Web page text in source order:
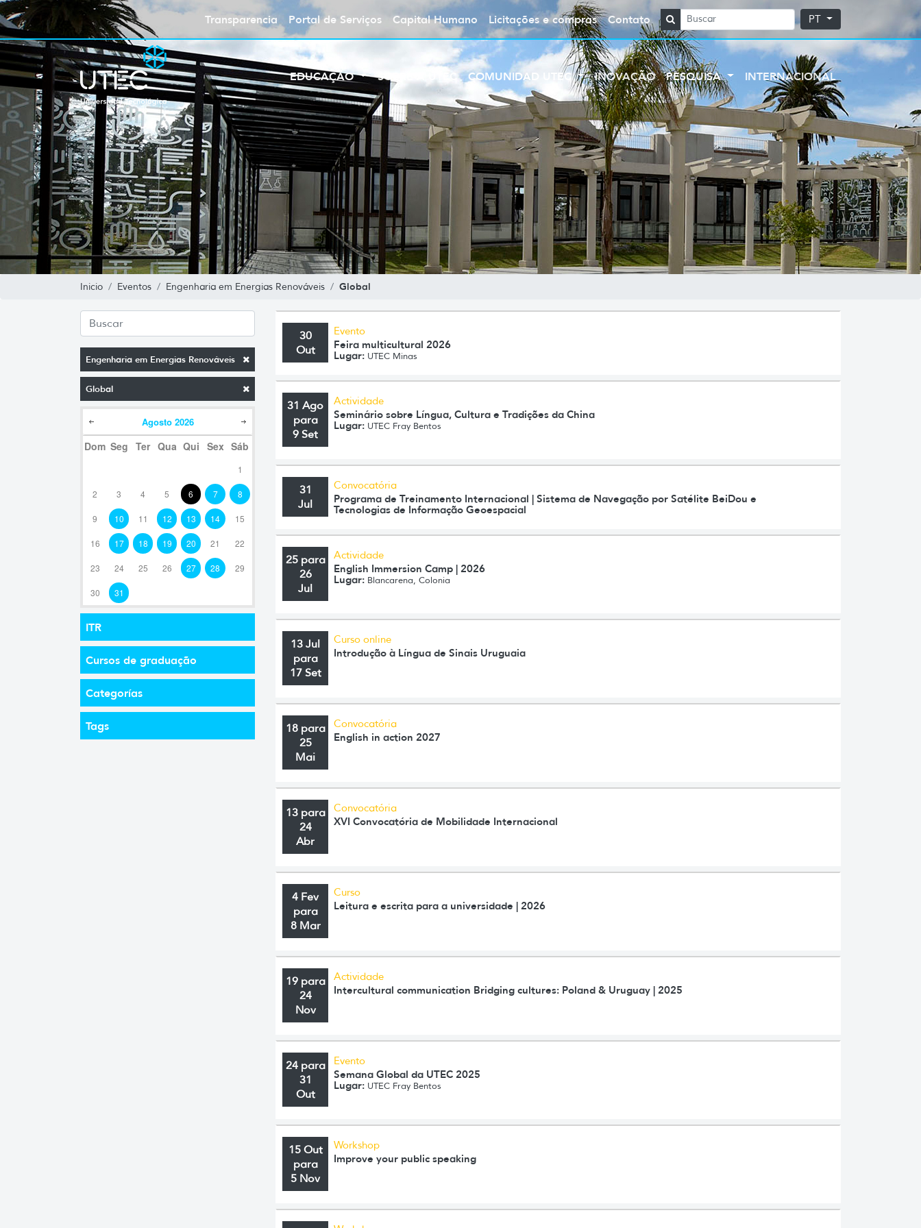
Transparencia Portal de Serviços Capital Humano Licitações e compras Contato PT
EDUCAÇÃO SOBRE A UTEC COMUNIDAD UTEC INOVAÇÃO PESQUISA INTERNACIONAL
Inicio Eventos Engenharia em Energias Renováveis Global
Engenharia em Energias Renováveis
Global
Agosto 2026
Dom Seg Ter Qua Qui Sex Sáb
1
2 3 4 5 6 7 8
9 10 11 12 13 14 15
16 17 18 19 20 21 22
23 24 25 26 27 28 29
30 31
ITR
Cursos de graduação
Categorías
Tags
30
Out
Evento
Feira multicultural 2026
Lugar: UTEC Minas
31 Ago
para
9 Set
Actividade
Seminário sobre Língua, Cultura e Tradições da China
Lugar: UTEC Fray Bentos
31
Jul
Convocatória
Programa de Treinamento Internacional | Sistema de Navegação por Satélite BeiDou e
Tecnologias de Informação Geoespacial
25 para
26
Jul
Actividade
English Immersion Camp | 2026
Lugar: Blancarena, Colonia
13 Jul
para
17 Set
Curso online
Introdução à Língua de Sinais Uruguaia
18 para
25
Mai
Convocatória
English in action 2027
13 para
24
Abr
Convocatória
XVI Convocatória de Mobilidade Internacional
4 Fev
para
8 Mar
Curso
Leitura e escrita para a universidade | 2026
19 para
24
Nov
Actividade
Intercultural communication Bridging cultures: Poland & Uruguay | 2025
24 para
31
Out
Evento
Semana Global da UTEC 2025
Lugar: UTEC Fray Bentos
15 Out
para
5 Nov
Workshop
Improve your public speaking